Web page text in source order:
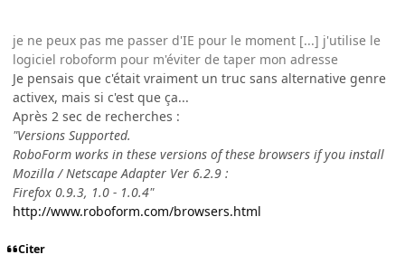
je ne peux pas me passer d'IE pour le moment [...] j'utilise le
logiciel roboform pour m'éviter de taper mon adresse
Je pensais que c'était vraiment un truc sans alternative genre
activex, mais si c'est que ça...
Après 2 sec de recherches :
"Versions Supported.
RoboForm works in these versions of these browsers if you install
Mozilla / Netscape Adapter Ver 6.2.9 :
Firefox 0.9.3, 1.0 - 1.0.4"
http://www.roboform.com/browsers.html
Citer